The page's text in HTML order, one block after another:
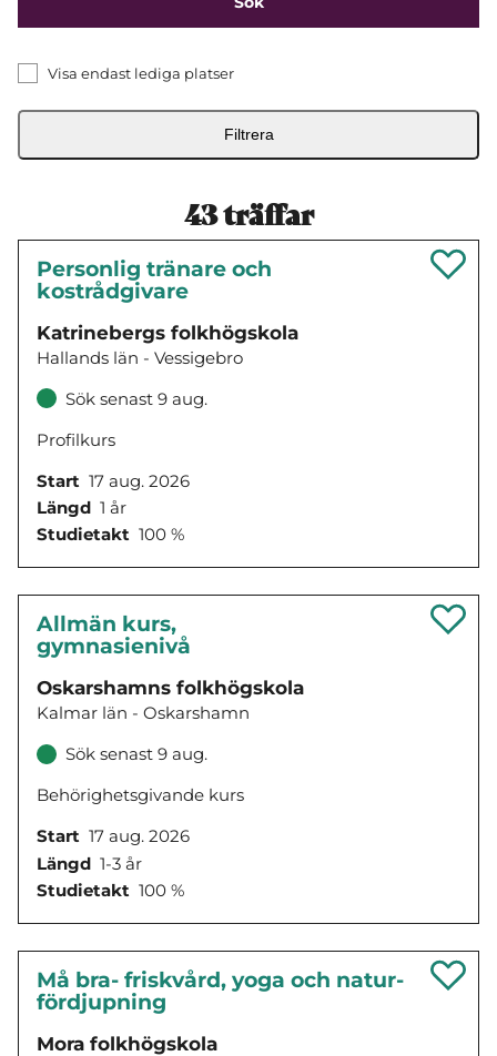
Visa endast lediga platser
Filtrera
43träffar
Personlig tränare och
kostrådgivare
Katrinebergs folkhögskola
Hallands län - Vessigebro
Sök senast 9 aug.
Profilkurs
Start 17 aug. 2026
Längd 1 år
Studietakt 100 %
Allmän kurs,
gymnasienivå
Oskarshamns folkhögskola
Kalmar län - Oskarshamn
Sök senast 9 aug.
Behörighetsgivande kurs
Start 17 aug. 2026
Längd 1-3 år
Studietakt 100 %
Må bra- friskvård, yoga och natur-
fördjupning
Mora folkhögskola